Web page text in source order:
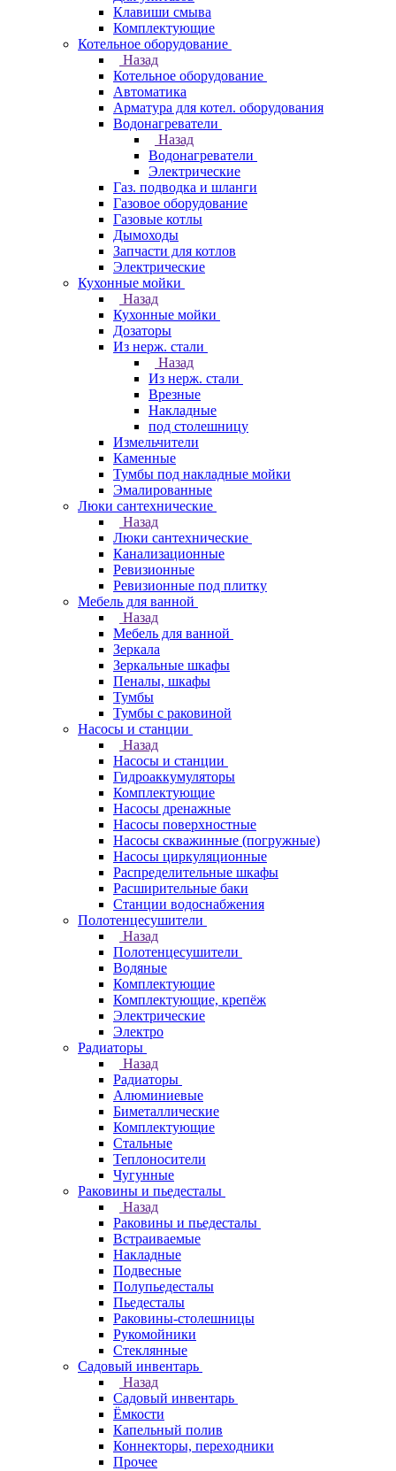
Клавиши смыва
Комплектующие
Котельное оборудование
Назад
Котельное оборудование
Автоматика
Арматура для котел. оборудования
Водонагреватели
Назад
Водонагреватели
Электрические
Газ. подводка и шланги
Газовое оборудование
Газовые котлы
Дымоходы
Запчасти для котлов
Электрические
Кухонные мойки
Назад
Кухонные мойки
Дозаторы
Из нерж. стали
Назад
Из нерж. стали
Врезные
Накладные
под столешницу
Измельчители
Каменные
Тумбы под накладные мойки
Эмалированные
Люки сантехнические
Назад
Люки сантехнические
Канализационные
Ревизионные
Ревизионные под плитку
Мебель для ванной
Назад
Мебель для ванной
Зеркала
Зеркальные шкафы
Пеналы, шкафы
Тумбы
Тумбы с раковиной
Насосы и станции
Назад
Насосы и станции
Гидроаккумуляторы
Комплектующие
Насосы дренажные
Насосы поверхностные
Насосы скважинные (погружные)
Насосы циркуляционные
Распределительные шкафы
Расширительные баки
Станции водоснабжения
Полотенцесушители
Назад
Полотенцесушители
Водяные
Комплектующие
Комплектующие, крепёж
Электрические
Электро
Радиаторы
Назад
Радиаторы
Алюминиевые
Биметаллические
Комплектующие
Стальные
Теплоносители
Чугунные
Раковины и пьедесталы
Назад
Раковины и пьедесталы
Встраиваемые
Накладные
Подвесные
Полупьедесталы
Пьедесталы
Раковины-столешницы
Рукомойники
Стеклянные
Садовый инвентарь
Назад
Садовый инвентарь
Ёмкости
Капельный полив
Коннекторы, переходники
Прочее